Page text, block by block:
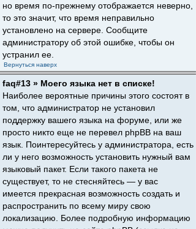
но время по-прежнему отображается неверно,
то это значит, что время неправильно
установлено на сервере. Сообщите
администратору об этой ошибке, чтобы он
устранил ее.
Вернуться наверх
faq#13 » Моего языка нет в списке!
Наиболее вероятные причины этого состоят в
том, что администратор не установил
поддержку вашего языка на форуме, или же
просто никто еще не перевел phpBB на ваш
язык. Поинтересуйтесь у администратора, есть
ли у него возможность установить нужный вам
языковый пакет. Если такого пакета не
существует, то не стесняйтесь — у вас
имеется прекрасная возможность создать и
распространить по всему миру свою
локализацию. Более подробную информацию